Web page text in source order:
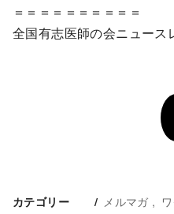
＝＝＝＝＝＝＝＝＝＝
全国有志医師の会ニュース
カテゴリー メルマガ